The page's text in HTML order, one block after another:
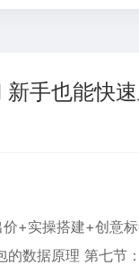
手也能快
+实操搭建+创意
数据原理 第七节